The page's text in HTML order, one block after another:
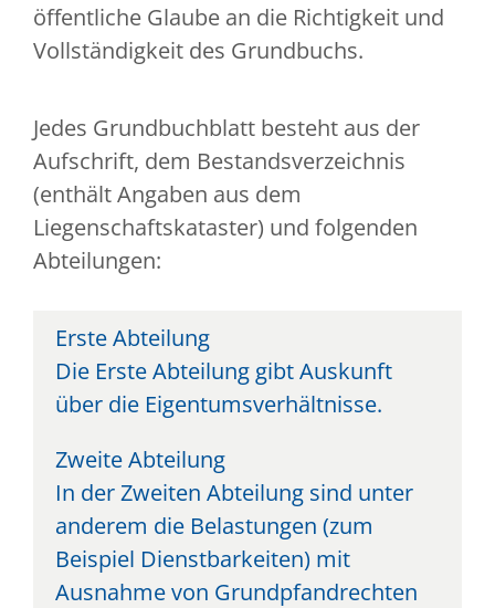
öffentliche Glaube an die Richtigkeit und
Vollständigkeit des Grundbuchs.
Jedes Grundbuchblatt besteht aus der
Aufschrift, dem Bestandsverzeichnis
(enthält Angaben aus dem
Liegenschaftskataster) und folgenden
Abteilungen:
Erste Abteilung
Die Erste Abteilung gibt Auskunft
über die Eigentumsverhältnisse.
Zweite Abteilung
In der Zweiten Abteilung sind unter
anderem die Belastungen (zum
Beispiel Dienstbarkeiten) mit
Ausnahme von Grundpfandrechten